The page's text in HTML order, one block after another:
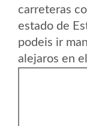
carreteras
estado de
podeis ir
alejaros en